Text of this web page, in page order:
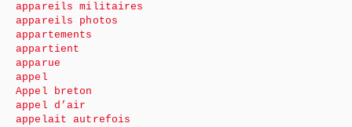
appareils militaires
appareils photos
appartements
appartient
apparue
appel
Appel breton
appel d’air
appelait autrefois